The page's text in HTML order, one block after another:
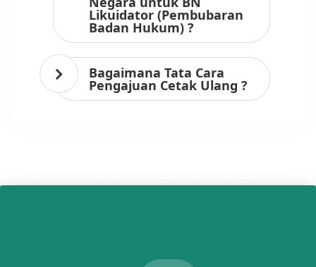
Likuidator (Pembubaran
Badan Hukum) ?
Bagaimana Tata Cara
Pengajuan Cetak Ulang ?